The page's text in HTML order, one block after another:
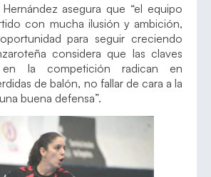
asegura que “el equipo
con mucha ilusión y ambición,
para seguir creciendo
considera que las claves
en la competición radican en
de balón, no fallar de cara a la
buena defensa”.